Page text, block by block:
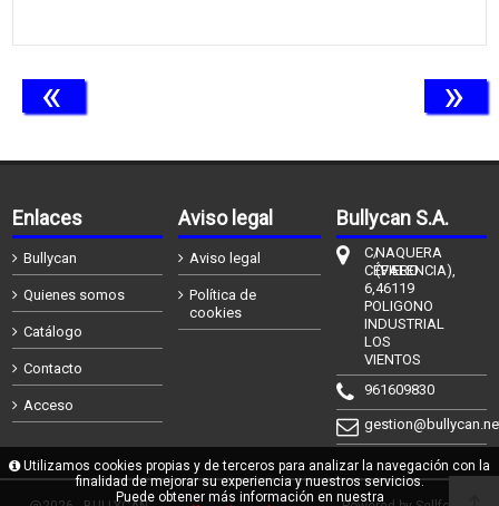
« »
Enlaces
Bullycan
Quienes somos
Catálogo
Contacto
Acceso
Aviso legal
Aviso legal
Política de
cookies
Bullycan S.A.
C/
CÉFIERO
6,
POLIGONO
INDUSTRIAL
LOS
VIENTOS
NAQUERA
(VALENCIA),
46119
961609830
Utilizamos cookies propias y de terceros para analizar la navegación con la
finalidad de mejorar su experiencia y nuestros servicios.
Puede obtener más información en nuestra